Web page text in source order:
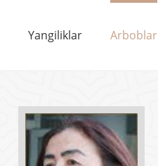
Yangiliklar Arboblar